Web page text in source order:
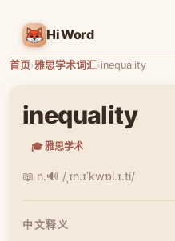
HiWord
首页›雅思学术词汇›inequality
inequality
🎓 雅思学术
📖 n.🔊 /ˌɪn.ɪˈkwɒl.ɪ.ti/
中文释义